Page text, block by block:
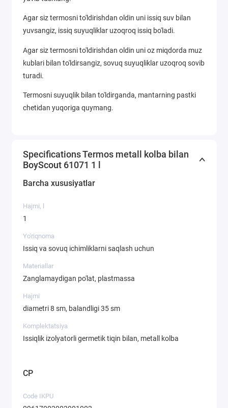
Agar siz termosni to'ldirishdan oldin uni issiq suv bilan
yuvsangiz, issiq suyuqliklar uzoqroq issiq bo'ladi.
Agar siz termosni to'ldirishdan oldin uni oz miqdorda muz
kublari bilan to'ldirsangiz, sovuq suyuqliklar uzoqroq sovib
turadi.
Termosni suyuqlik bilan to'ldirganda, mantarning pastki
chetidan yuqoriga quymang.
Specifications Termos metall kolba bilan
BoyScout 61071 1 l
Barcha xususiyatlar
Hajmi, l
1
Yo'riqnoma
Issiq va sovuq ichimliklarni saqlash uchun
Materiallar
Zanglamaydigan po'lat, plastmassa
Hajmi
diametri 8 sm, balandligi 35 sm
Komplektatsiya
Issiqlik izolyatorli germetik tiqin bilan, metall kolba
CP
Code IKPU